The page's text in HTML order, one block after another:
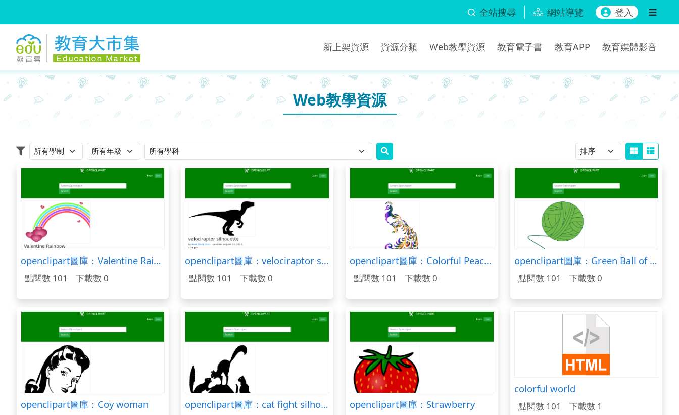
全站搜尋 網站導覽 登入
新上架資源 資源分類 Web教學資源 教育電子書 教育APP 教育媒體影音
Web教學資源
適用學制 適用年級 適用學科
openclipart圖庫：Valentine Rainbow
點閱數 101 下載數 0
openclipart圖庫：velociraptor silhouette
點閱數 101 下載數 0
openclipart圖庫：Colorful Peacock
點閱數 101 下載數 0
openclipart圖庫：Green Ball of Yarn
點閱數 101 下載數 0
openclipart圖庫：Coy woman openclipart圖庫：cat fight silhouette openclipart圖庫：Strawberry
colorful world
點閱數 101 下載數 1